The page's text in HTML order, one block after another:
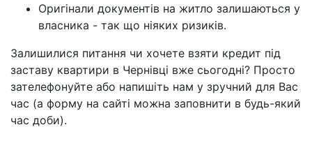
Оригінали документів на житло залишаються у
власника - так що ніяких ризиків.
Залишилися питання чи хочете взяти кредит під
заставу квартири в Чернівці вже сьогодні? Просто
зателефонуйте або напишіть нам у зручний для Вас
час (а форму на сайті можна заповнити в будь-який
час доби).